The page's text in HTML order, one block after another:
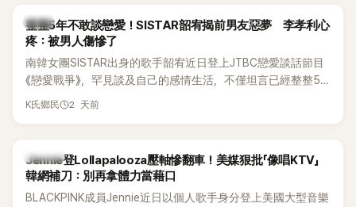
韓星
整整5年不敢談戀愛！SISTAR韶宥揭前男友惡夢 李孝利心
疼：被男人傷慘了
南韓女團SISTAR出身的歌手韶宥近日登上JTBC戀愛談話節目
《戀愛戰爭》，罕見談及自己的感情生活，不僅坦言已經整整5
年沒有談戀愛，更首度透露空窗至今的原因，全與上一段戀情
K氏鄉民 2 天前
K-POP
Jennie登Lollapalooza壓軸慘翻車！美媒狠批「像唱KTV」
韓網補刀：別再拿體力當藉口
BLACKPINK成員Jennie近日以個人歌手身分登上美國大型音樂